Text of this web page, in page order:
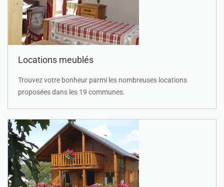
Locations meublés
Trouvez votre bonheur parmi les nombreuses locations
proposées dans les 19 communes.